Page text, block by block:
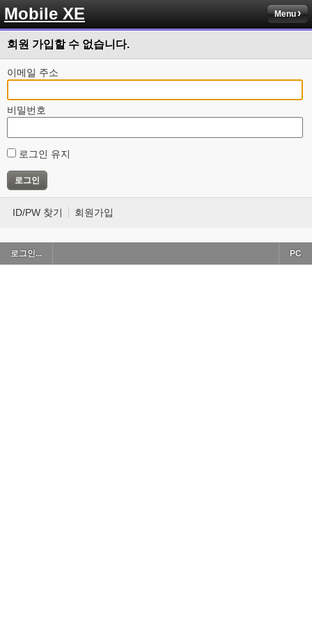
Mobile XE Menu
회원 가입할 수 없습니다.
이메일 주소
비밀번호
로그인 유지
ID/PW 찾기 회원가입
로그인... PC